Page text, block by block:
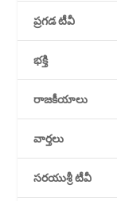
ప్రగడ టీవీ
భక్తి
రాజకీయాలు
వార్తలు
సరయుశ్రీ టీవీ